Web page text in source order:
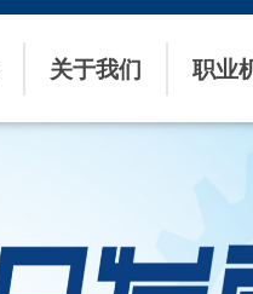
关于我们 职业